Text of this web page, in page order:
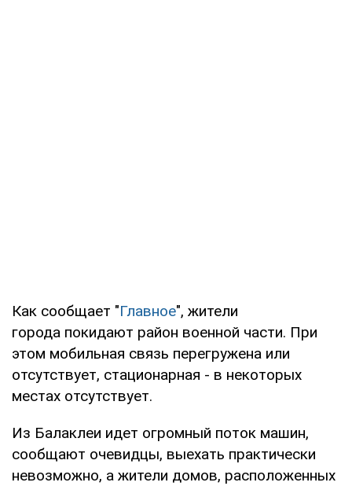
Как сообщает "Главное", жители
города покидают район военной части. При
этом мобильная связь перегружена или
отсутствует, стационарная - в некоторых
местах отсутствует.
Из Балаклеи идет огромный поток машин,
сообщают очевидцы, выехать практически
невозможно, а жители домов, расположенных